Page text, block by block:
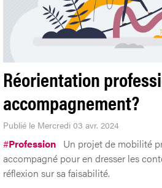
Réorientation
accompagnement?
Publié le Mercredi 03 avr. 2024
#Profession Un projet de mobilité
accompagné pour en dresser les
réflexion sur sa faisabilité.